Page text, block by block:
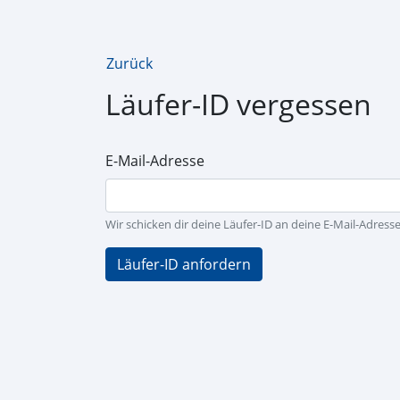
Zurück
Läufer-ID vergessen
E-Mail-Adresse
Wir schicken dir deine Läufer-ID an deine E-Mail-
Läufer-ID anfordern